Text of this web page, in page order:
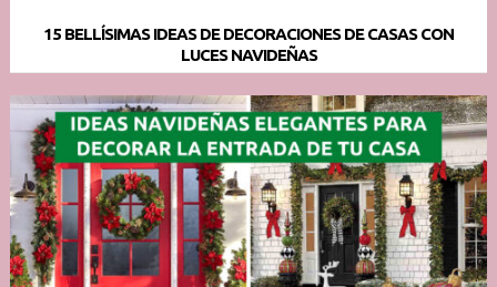
15 BELLÍSIMAS IDEAS DE DECORACIONES DE CASAS CON
LUCES NAVIDEÑAS